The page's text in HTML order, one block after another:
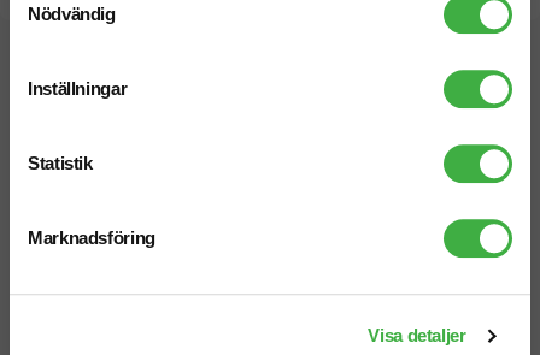
Nödvändig
Inställningar
Statistik
Marknadsföring
Visa detaljer
Vi hjälper dig gärna!
Telefon: 019-760 65 00
Mån-fre 08.30 - 17.00